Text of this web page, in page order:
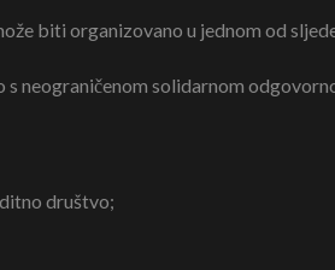
biti organizovano u jednom od
s neograničenom solidarnom
društvo;